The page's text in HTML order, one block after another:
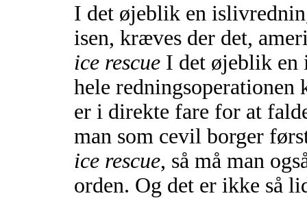
I det øjeblik en
isen, kræves der det,
ice rescueI det øjeblik en
hele redningsoperationen
er i direkte fare for at
man som cevil borger
ice rescue, så må man
orden. Og det er ikke så